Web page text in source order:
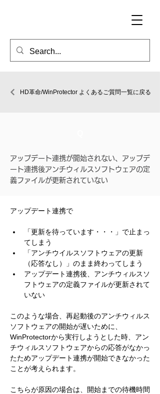
HD革命/WinProtector よくあるご質問一覧に戻る
アップデート連携が開始されない、アップデ
ート連携後アンチウィルスソフトウェアの定
義ファイルが更新されていない
アップデート連携で
「更新を待っています・・・」で止まっ
てしまう
「アンチウイルスソフトウェアの更新
（応答なし）」のまま終わってしまう
アップデート連携後、アンチウィルスソ
フトウェアの定義ファイルが更新されて
いない
このような場合、再起動後のアンチウィルス
ソフトウェアの開始が遅いために、
WinProtectorから実行しようとした時、アン
チウィルスソフトウェアからの応答がなかっ
たためアップデート連携が開始できなかった
ことが考えられます。
こちらが原因の場合は、開始までの待機時間